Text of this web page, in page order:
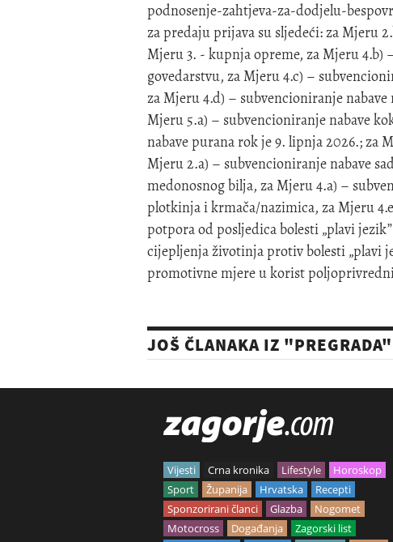
podnosenje-zahtjeva-za-dodjelu-
za predaju prijava su sljedeći: za Mjeru
Mjeru 3. - kupnja opreme, za Mjeru 4.b)
govedarstvu, za Mjeru 4.c) –
za Mjeru 4.d) – subvencioniranje
Mjeru 5.a) – subvencioniranje nabave
nabave purana rok je 9. lipnja 2026.; za
Mjeru 2.a) – subvencioniranje nabave
medonosnog bilja, za Mjeru 4.a) –
plotkinja i krmača/nazimica, za Mjeru
potpora od posljedica bolesti „plavi
cijepljenja životinja protiv bolesti „plavi
promotivne mjere u korist
JOŠ ČLANAKA IZ "PREGRADA"
Vijesti Crna kronika Lifestyle
Horoskop
Sport
Županija Hrvatska
Recepti
Sponzorirani članci
Glazba
Nogomet
Motocross
Događanja
Zagorski list